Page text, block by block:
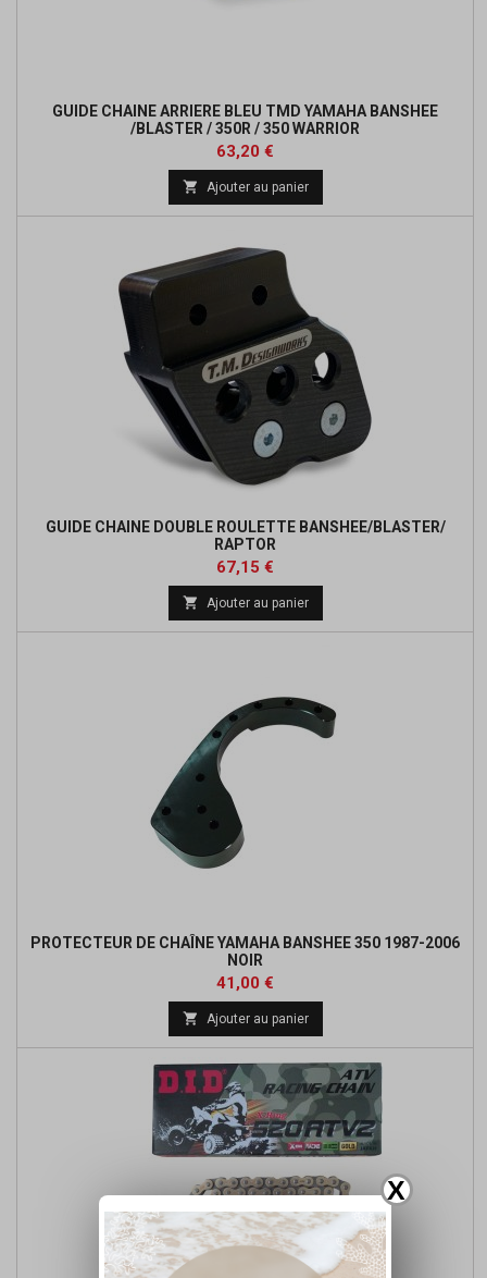
X
GUIDE CHAINE ARRIERE BLEU TMD YAMAHA BANSHEE
/BLASTER / 350R / 350 WARRIOR
Prix
63,20 €
base
 Ajouter au panier
GUIDE CHAINE DOUBLE ROULETTE BANSHEE/BLASTER/
RAPTOR
Prix
67,15 €
base
 Ajouter au panier
PROTECTEUR DE CHAÎNE YAMAHA BANSHEE 350 1987-2006
NOIR
Prix
41,00 €
 Ajouter au panier